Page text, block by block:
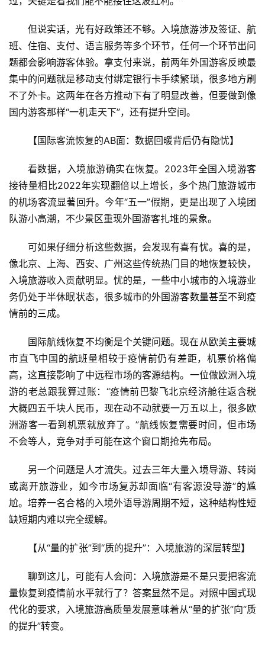
区
二
消
但说实话，光有好政策还不够。入境旅游涉及签证、航
班、住宿、支付、语言服务等多个环节，任何一个环节出问
题都会影响游客体验。拿支付来说，前两年外国游客反映最
集中的问题就是移动支付绑定银行卡手续繁琐，很多地方刷
不了外卡。这两年在各方推动下有了明显改善，但要做到像
国内游客那样“一机走天下”，还有提升空间。
【国际客流恢复的AB面：数据回暖背后仍有隐忧】
看数据，入境旅游确实在恢复。2023年全国入境游客
接待量相比2022年实现翻倍以上增长，多个热门旅游城市
的机场客流显著回升。今年“五一”假期，更是出现了入境团
队游小高潮，不少景区重现外国游客扎堆的景象。
可如果仔细分析这些数据，会发现有喜有忧。喜的是，
像北京、上海、西安、广州这些传统热门目的地恢复较快，
入境旅游收入贡献明显。忧的是，一些中小城市的入境游业
务仍处于半休眠状态，很多城市的外国游客数量甚至不到疫
情前的三成。
国际航线恢复不均衡是个关键问题。现在从欧美主要城
市直飞中国的航班量相较于疫情前仍有差距，机票价格偏
高，这直接影响了中远程市场的客源结构。一位做欧洲入境
游的老总跟我算过账：“疫情前巴黎飞北京经济舱往返含税
大概四五千块人民币，现在动不动就要一万五以上，很多欧
洲游客一看到机票就放弃了。”航线恢复需要时间，但市场
不会等人，竞争对手可能在这个窗口期抢先布局。
另一个问题是人才流失。过去三年大量入境导游、转岗
或离开旅游业，如今市场复苏却面临“有客源没导游”的尴
尬。培养一名合格的入境外语导游周期不短，这种结构性短
缺短期内难以完全缓解。
【从“量的扩张”到“质的提升”：入境旅游的深层转型】
聊到这儿，可能有人会问：入境旅游是不是只要把客流
量恢复到疫情前水平就行了？答案显然不是。对照中国式现
代化的要求，入境旅游高质量发展意味着从“量的扩张”向“质
的提升”转变。